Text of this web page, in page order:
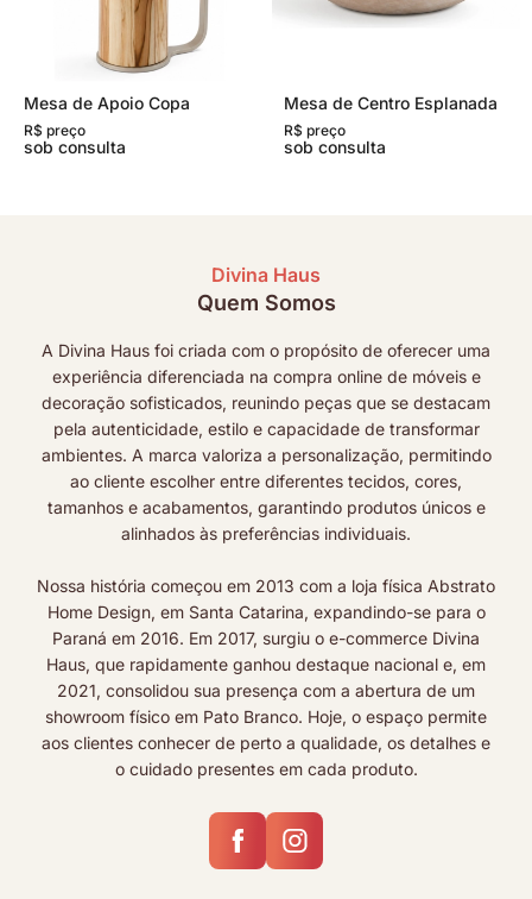
Mesa de Apoio Copa
R$ preço
sob consulta
Mesa de Centro Esplanada
R$ preço
sob consulta
Divina Haus
Quem Somos
A Divina Haus foi criada com o propósito de oferecer uma
experiência diferenciada na compra online de móveis e
decoração sofisticados, reunindo peças que se destacam
pela autenticidade, estilo e capacidade de transformar
ambientes. A marca valoriza a personalização, permitindo
ao cliente escolher entre diferentes tecidos, cores,
tamanhos e acabamentos, garantindo produtos únicos e
alinhados às preferências individuais.
Nossa história começou em 2013 com a loja física Abstrato
Home Design, em Santa Catarina, expandindo-se para o
Paraná em 2016. Em 2017, surgiu o e-commerce Divina
Haus, que rapidamente ganhou destaque nacional e, em
2021, consolidou sua presença com a abertura de um
showroom físico em Pato Branco. Hoje, o espaço permite
aos clientes conhecer de perto a qualidade, os detalhes e
o cuidado presentes em cada produto.